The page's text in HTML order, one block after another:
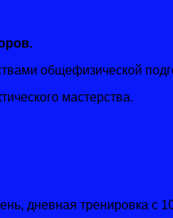
общефизической
мастерства.
дневная тренировка с